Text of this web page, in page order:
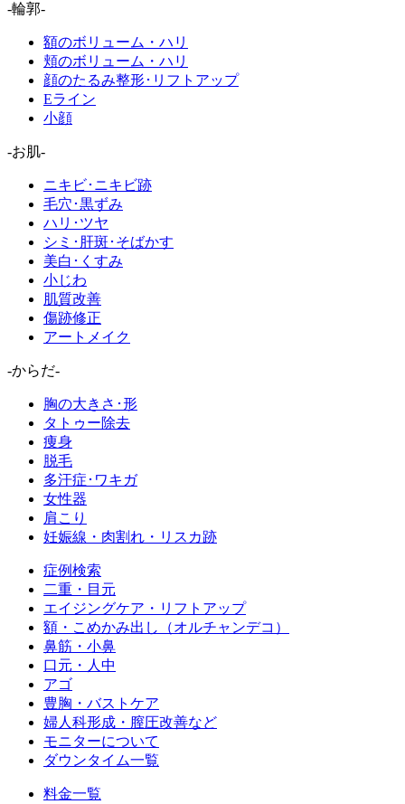
-輪郭-
額のボリューム・ハリ
頬のボリューム・ハリ
顔のたるみ整形･リフトアップ
Eライン
小顔
-お肌-
ニキビ･ニキビ跡
毛穴･黒ずみ
ハリ･ツヤ
シミ･肝斑･そばかす
美白･くすみ
小じわ
肌質改善
傷跡修正
アートメイク
-からだ-
胸の大きさ･形
タトゥー除去
痩身
脱毛
多汗症･ワキガ
女性器
肩こり
妊娠線・肉割れ・リスカ跡
症例検索
二重・目元
エイジングケア・リフトアップ
額・こめかみ出し（オルチャンデコ）
鼻筋・小鼻
口元・人中
アゴ
豊胸・バストケア
婦人科形成・膣圧改善など
モニターについて
ダウンタイム一覧
料金一覧